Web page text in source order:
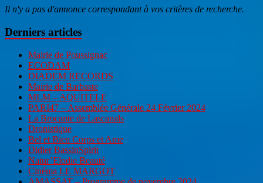
Il n'y a pas d'annonce correspondant à vos critères de recherche.
Derniers articles
Mairie de Poussignac
ECODAM
DIADEM RECORDS
Mairie de Barbaste
MLM – AQUITELE
PARI47 – Assemblée Générale 24 Février 2024
La Brocante de Lascanals
Dronistique
Bel et Bien Corps et Ame
Didier BassinSpirit
Natur’Elodie Beauté
Cinéma LE MARGOT